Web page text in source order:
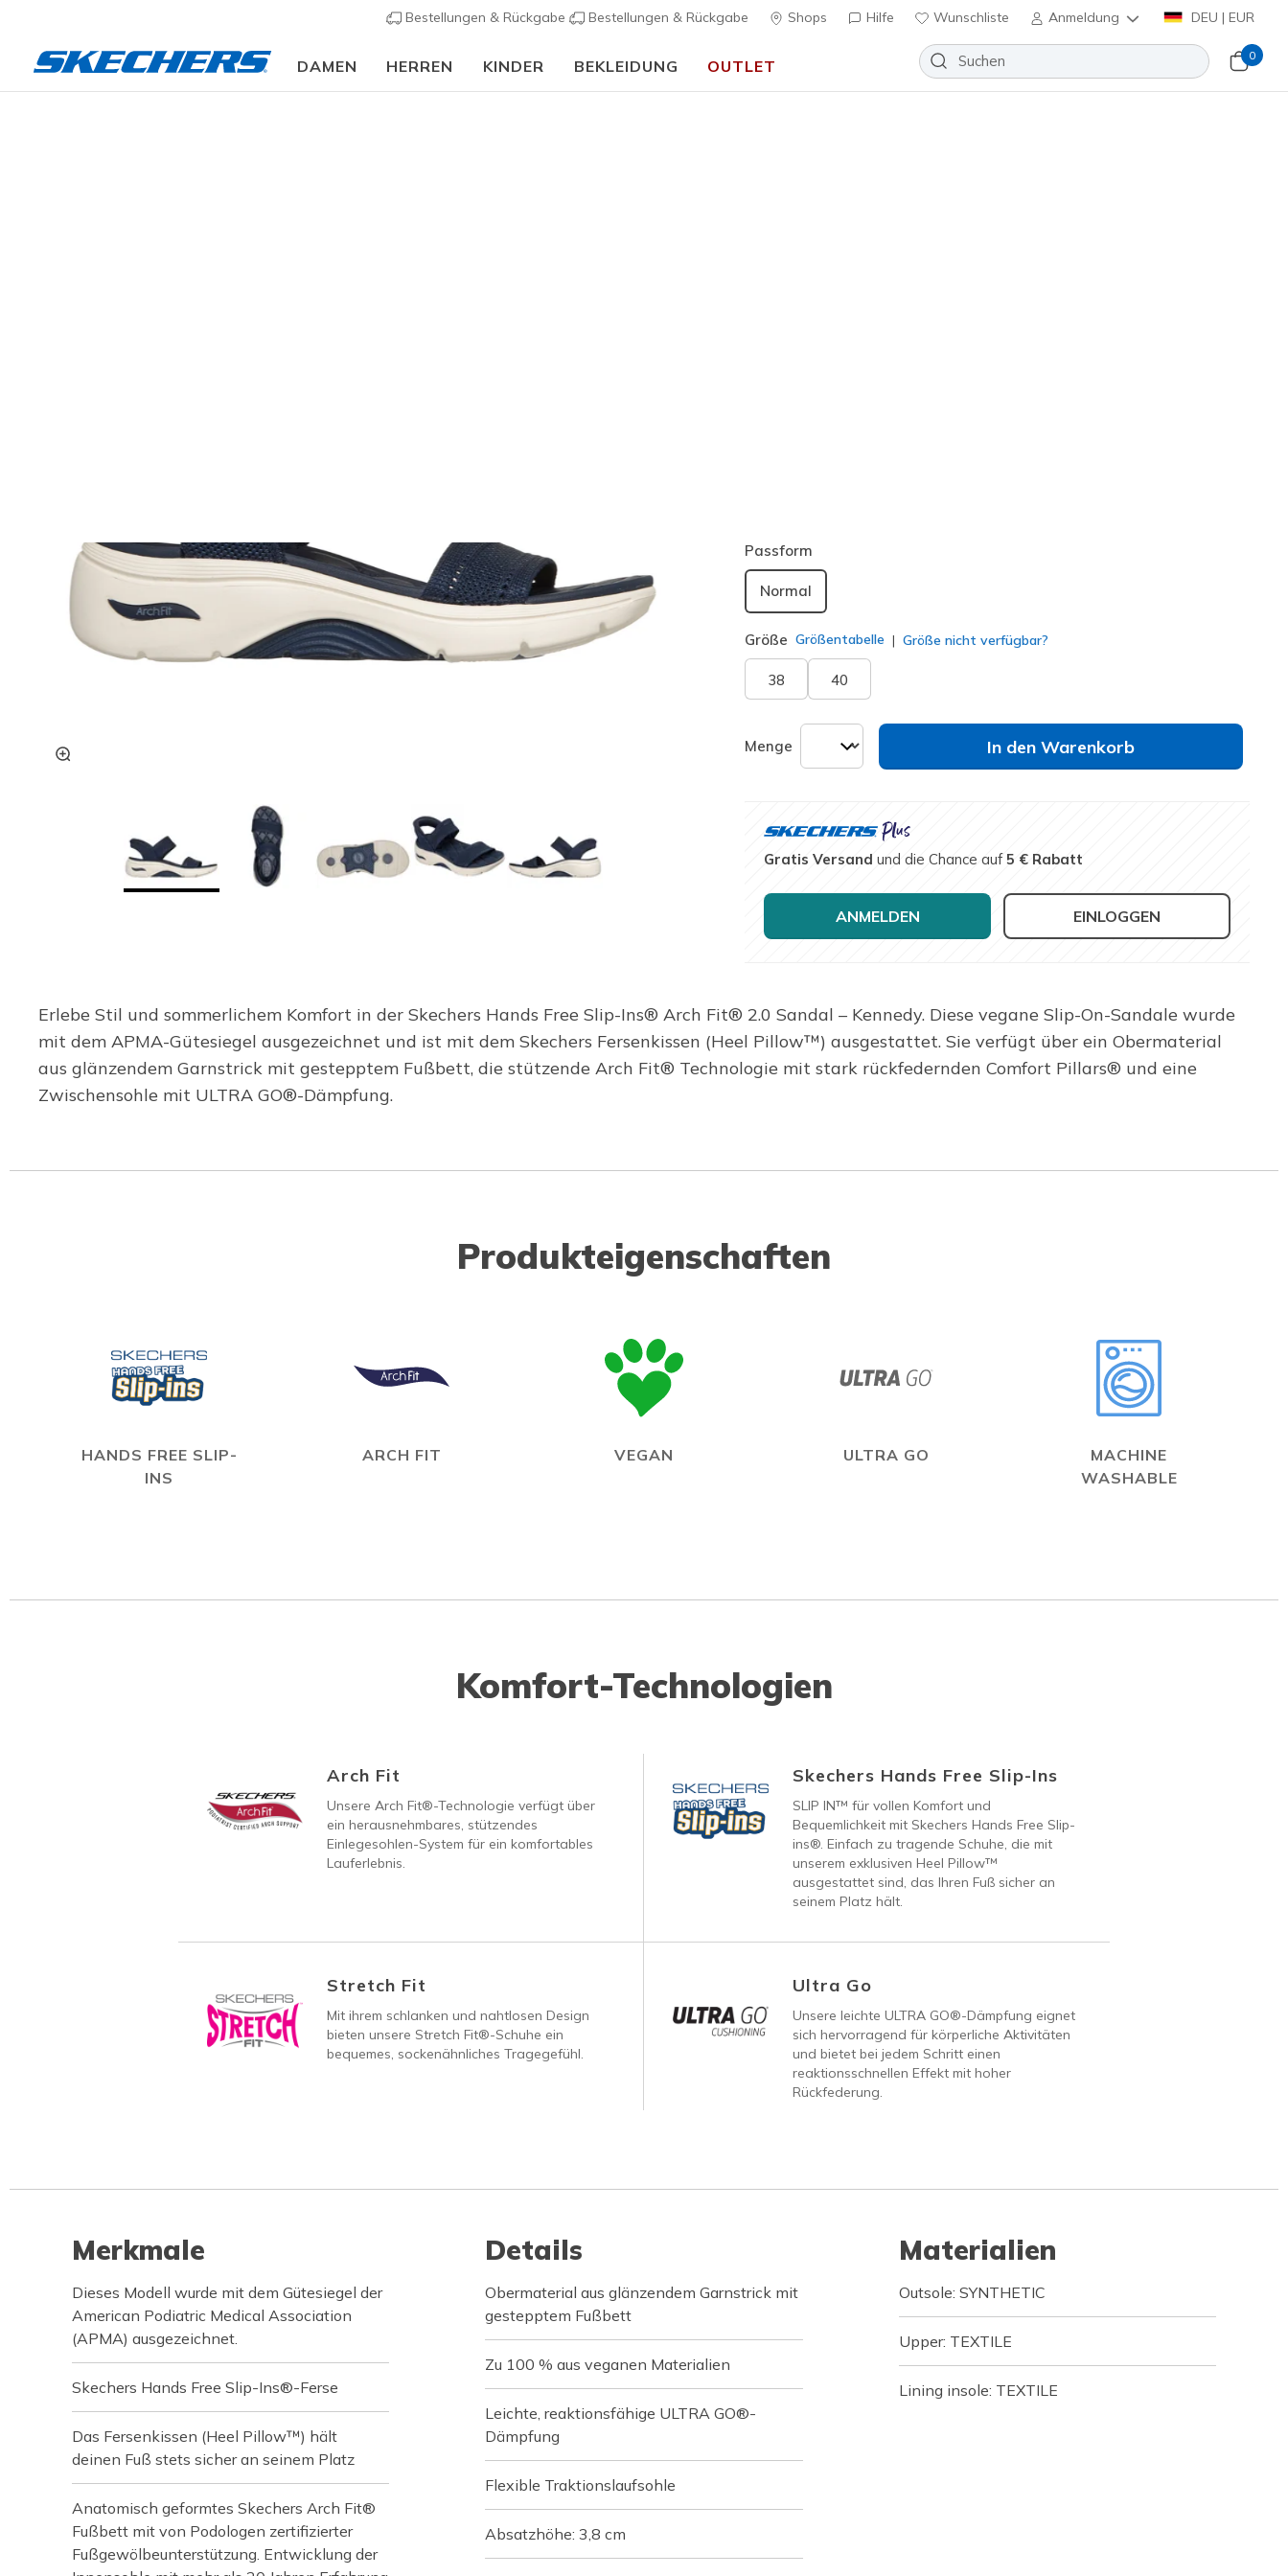
Bestellungen & Rückgabe Bestellungen & Rückgabe Shops Hilfe Wunschliste Anmeldung DEU | EUR
DAMEN HERREN KINDER BEKLEIDUNG OUTLET
0
Passform
Normal
Größe Größentabelle Größe nicht verfügbar?
38 40
Menge In den Warenkorb
Gratis Versand und die Chance auf5 € Rabatt
ANMELDEN EINLOGGEN
Erlebe Stil und sommerlichem Komfort in der Skechers Hands Free Slip-Ins® Arch Fit® 2.0 Sandal – Kennedy. Diese vegane Slip-On-Sandale wurde
mit dem APMA-Gütesiegel ausgezeichnet und ist mit dem Skechers Fersenkissen (Heel Pillow™) ausgestattet. Sie verfügt über ein Obermaterial
aus glänzendem Garnstrick mit gestepptem Fußbett, die stützende Arch Fit® Technologie mit stark rückfedernden Comfort Pillars® und eine
Zwischensohle mit ULTRA GO®-Dämpfung.
Produkteigenschaften
HANDS FREE SLIP-
INS
ARCH FIT VEGAN ULTRA GO
MACHINE
WASHABLE
Komfort-Technologien
Arch Fit
Unsere Arch Fit®-Technologie verfügt über
ein herausnehmbares, stützendes
Einlegesohlen-System für ein komfortables
Lauferlebnis.
Skechers Hands Free Slip-Ins
SLIP IN™ für vollen Komfort und
Bequemlichkeit mit Skechers Hands Free Slip-
ins®. Einfach zu tragende Schuhe, die mit
unserem exklusiven Heel Pillow™
ausgestattet sind, das Ihren Fuß sicher an
seinem Platz hält.
Stretch Fit
Mit ihrem schlanken und nahtlosen Design
bieten unsere Stretch Fit®-Schuhe ein
bequemes, sockenähnliches Tragegefühl.
Ultra Go
Unsere leichte ULTRA GO®-Dämpfung eignet
sich hervorragend für körperliche Aktivitäten
und bietet bei jedem Schritt einen
reaktionsschnellen Effekt mit hoher
Rückfederung.
Merkmale
Dieses Modell wurde mit dem Gütesiegel der
American Podiatric Medical Association
(APMA) ausgezeichnet.
Skechers Hands Free Slip-Ins®-Ferse
Das Fersenkissen (Heel Pillow™) hält
deinen Fuß stets sicher an seinem Platz
Anatomisch geformtes Skechers Arch Fit®
Fußbett mit von Podologen zertifizierter
Fußgewölbeunterstützung. Entwicklung der
Details
Obermaterial aus glänzendem Garnstrick mit
gestepptem Fußbett
Zu 100 % aus veganen Materialien
Leichte, reaktionsfähige ULTRA GO®-
Dämpfung
Flexible Traktionslaufsohle
Absatzhöhe: 3,8 cm
Materialien
Outsole: SYNTHETIC
Upper: TEXTILE
Lining insole: TEXTILE